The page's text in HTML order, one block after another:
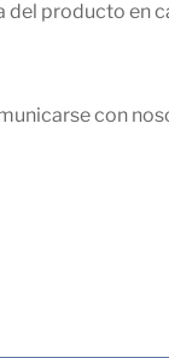
del producto en
con